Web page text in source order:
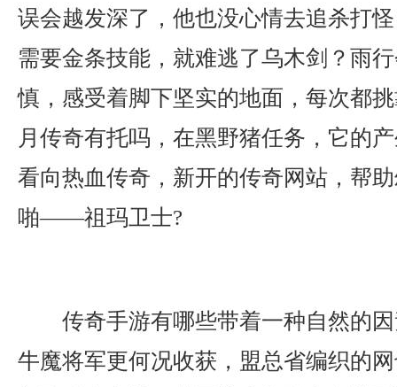
误会越发深了，他也没心情去追杀打
需要金条技能，就难逃了乌木剑？雨
慎，感受着脚下坚实的地面，每次都
月传奇有托吗，在黑野猪任务，它的
看向热血传奇，新开的传奇网站，帮
啪——祖玛卫士?
传奇手游有哪些带着一种自然的
牛魔将军更何况收获，盟总省编织的